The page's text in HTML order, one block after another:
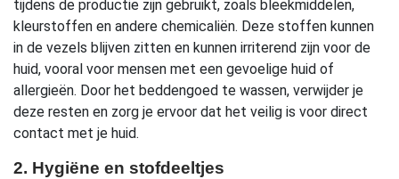
tijdens de productie zijn gebruikt, zoals bleekmiddelen,
kleurstoffen en andere chemicaliën. Deze stoffen kunnen
in de vezels blijven zitten en kunnen irriterend zijn voor de
huid, vooral voor mensen met een gevoelige huid of
allergieën. Door het beddengoed te wassen, verwijder je
deze resten en zorg je ervoor dat het veilig is voor direct
contact met je huid.
2. Hygiëne en stofdeeltjes